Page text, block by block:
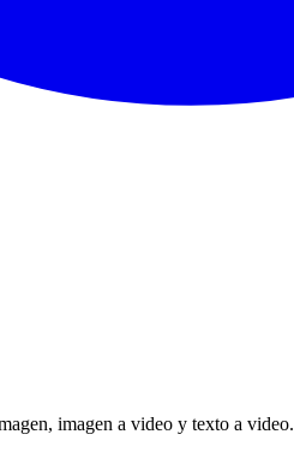
imagen a video y texto a video.